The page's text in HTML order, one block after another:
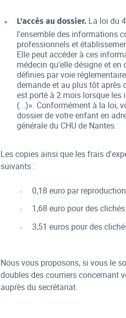
L'accès au dossier.La loi du
l'ensemble des informations
professionnels et
Elle peut accéder à ces
médecin qu'elle désigne et
définies par voie
demande et au plus tôt après
est porté à 2 mois lorsque
(...)». Conformément à la loi,
dossier de votre enfant en
générale du CHU de Nantes.
Les copies ainsi que les frais
suivants :
0,18 euro par
1,68 euro pour des
3,51 euros pour des
Nous vous proposons, si vous le
doubles des courriers concernant
auprès du secrétariat.